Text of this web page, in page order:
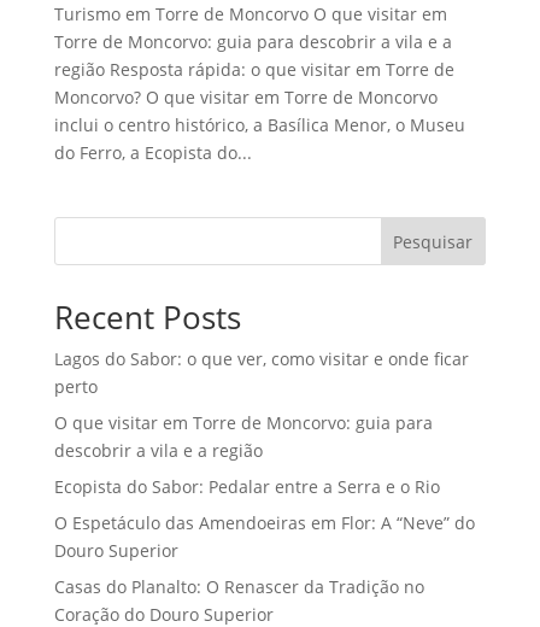
Turismo em Torre de Moncorvo O que visitar em
Torre de Moncorvo: guia para descobrir a vila e a
região Resposta rápida: o que visitar em Torre de
Moncorvo? O que visitar em Torre de Moncorvo
inclui o centro histórico, a Basílica Menor, o Museu
do Ferro, a Ecopista do...
Pesquisar
Recent Posts
Lagos do Sabor: o que ver, como visitar e onde ficar
perto
O que visitar em Torre de Moncorvo: guia para
descobrir a vila e a região
Ecopista do Sabor: Pedalar entre a Serra e o Rio
O Espetáculo das Amendoeiras em Flor: A “Neve” do
Douro Superior
Casas do Planalto: O Renascer da Tradição no
Coração do Douro Superior